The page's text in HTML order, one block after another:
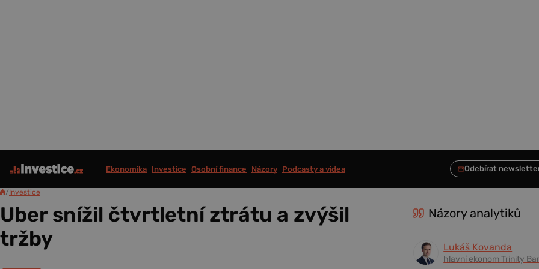
Ekonomika Investice Osobní finance Názory Podcasty a videa
/Investice
Uber snížil čtvrtletní ztrátu a zvýšil
tržby
Názory analytiků
Lukáš Kovanda
hlavní ekonom Trinity